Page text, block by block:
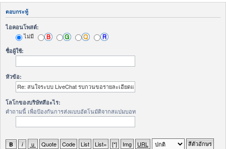
i
n
ตอบกระทู้
ไอคอนโพสต์:
ไม่มี
ชื่อผู้ใช้:
หัวข้อ:
โลโกของบริษัทสีอะไร:
คำถามนี้ เพื่อป้องกันการส่งแบบอัตโนมัติจากสแปมบอท